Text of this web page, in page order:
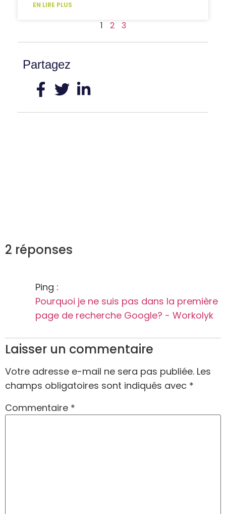
EN LIRE PLUS
1 2 3
Partagez
2 réponses
Ping :
Pourquoi je ne suis pas dans la première
page de recherche Google? - Workolyk
Laisser un commentaire
Votre adresse e-mail ne sera pas publiée. Les
champs obligatoires sont indiqués avec *
Commentaire *